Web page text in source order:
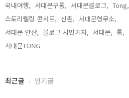
국내여행, 서대문구통, 서대문블로그, Tong,
스토리텔링 콘서트, 신촌, 서대문형무소,
서대문 안산, 블로그 시민기자, 서대문, 통,
서대문TONG,
최
최근글 인기글